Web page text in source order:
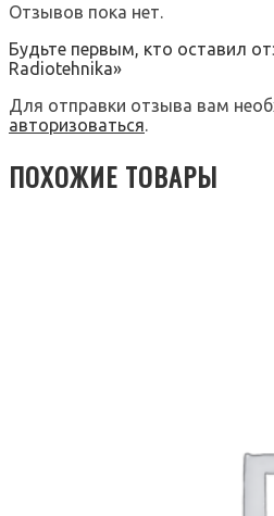
Отзывов пока нет.
Будьте первым, кто оставил
Radiotehnika»
Для отправки отзыва вам
авторизоваться.
ПОХОЖИЕ ТОВАРЫ